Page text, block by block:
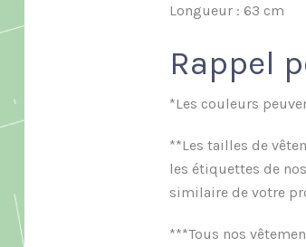
Longueur : 63 cm
Rappel
*Les couleurs
**Les tailles de
les étiquettes de
similaire de votre
***Tous nos